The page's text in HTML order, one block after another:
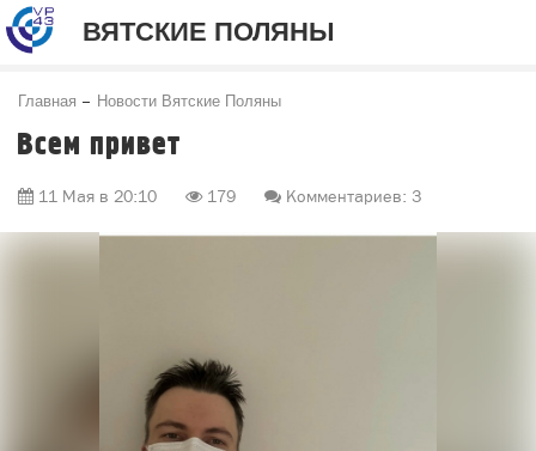
ВЯТСКИЕ ПОЛЯНЫ
Главная Новости Вятские Поляны
Всем привет
11 Мая в 20:10 179 Комментариев: 3